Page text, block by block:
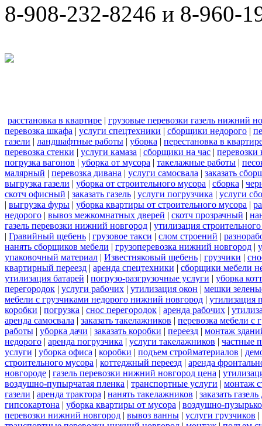
8-908-232-8246 и 8-960-
расстановка в квартире | грузовые перевозки газель нижний
перевозка шкафа | услуги спецтехники | сборщики недорого |
газели | ландшафтные работы | уборка | перестановка в
перевозка стенки | услуги камаза | сборщики на час | перевозки
погрузка вагонов | уборка от мусора | такелажные работы |
малярный | перевозка дивана | услуги самосвала | заказать
выгрузка газели | уборка от строительного мусора | сборка |
скотч офисный | заказать газель | услуги погрузчика | услуги
| выгрузка фуры | уборка квартиры от строительного мусора |
недорого | вывоз межкомнатных дверей | скотч прозрачный |
газель перевозки нижний новгород | утилизация
| Гравийный щебень | грузовое такси | слом строений |
нанять сборщиков мебели | грузоперевозка нижний новгород |
упаковочный материал | Известняковый щебень | грузчики |
квартирный переезд | аренда спецтехники | сборщики мебели
утилизация батарей | погрузо-разгрузочные услуги | уборка
перегородок | услуги рабочих | утилизация окон | мешки
мебели с грузчиками недорого нижний новгород | утилизация
коробки | погрузка | снос перегородок | аренда рабочих |
аренда самосвала | заказать такелажников | перевозка мебели с
работы | уборка дачи | заказать коробки | переезд | монтаж
недорого | аренда погрузчика | услуги такелажников | частные
услуги | уборка офиса | коробки | подъем стройматериалов |
строительного мусора | коттеджный переезд | аренда
новгороде | газель перевозки нижний новгород цена |
воздушно-пупырчатая пленка | транспортные услуги | монтаж
газели | аренда трактора | нанять такелажников | заказать
гипсокартона | уборка квартиры от мусора | воздушно-
перевозки нижний новгород | вывоз ванны | услуги грузчиков |